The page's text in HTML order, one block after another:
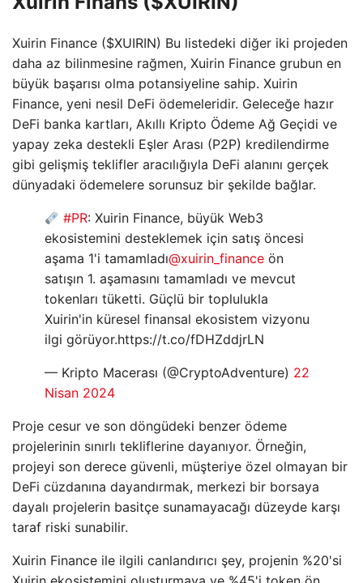
Xuirin Finance ($XUIRIN) Bu listedeki diğer iki projeden
daha az bilinmesine rağmen, Xuirin Finance grubun en
büyük başarısı olma potansiyeline sahip. Xuirin
Finance, yeni nesil DeFi ödemeleridir. Geleceğe hazır
DeFi banka kartları, Akıllı Kripto Ödeme Ağ Geçidi ve
yapay zeka destekli Eşler Arası (P2P) kredilendirme
gibi gelişmiş teklifler aracılığıyla DeFi alanını gerçek
dünyadaki ödemelere sorunsuz bir şekilde bağlar.
#PR: Xuirin Finance, büyük Web3
ekosistemini desteklemek için satış öncesi
aşama 1'i tamamladı@xuirin_finance ön
satışın 1. aşamasını tamamladı ve mevcut
tokenları tüketti. Güçlü bir toplulukla
Xuirin'in küresel finansal ekosistem vizyonu
ilgi görüyor.https://t.co/fDHZddjrLN
— Kripto Macerası (@CryptoAdventure) 22
Nisan 2024
Proje cesur ve son döngüdeki benzer ödeme
projelerinin sınırlı tekliflerine dayanıyor. Örneğin,
projeyi son derece güvenli, müşteriye özel olmayan bir
DeFi cüzdanına dayandırmak, merkezi bir borsaya
dayalı projelerin basitçe sunamayacağı düzeyde karşı
taraf riski sunabilir.
Xuirin Finance ile ilgili canlandırıcı şey, projenin %20'si